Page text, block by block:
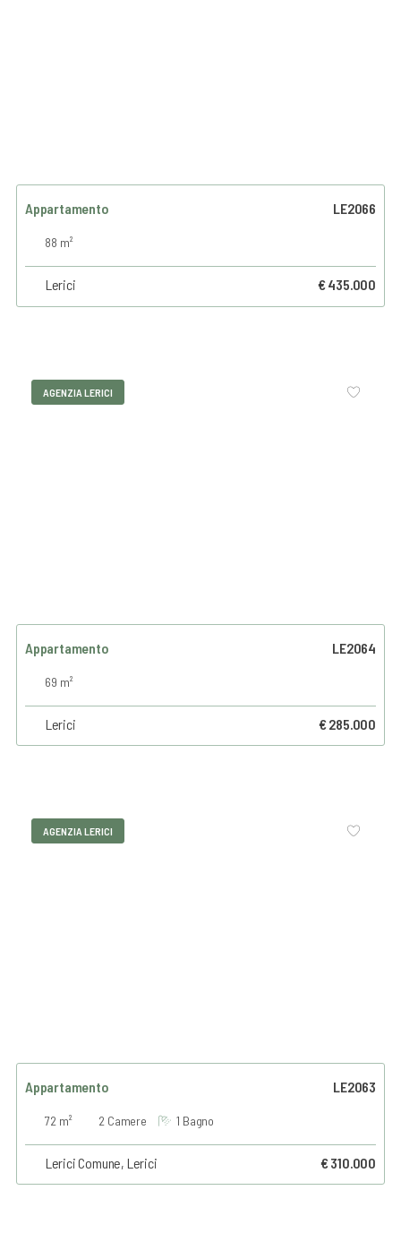
Appartamento LE2066
88 m²
Lerici € 435.000
AGENZIA LERICI
Appartamento LE2064
69 m²
Lerici € 285.000
AGENZIA LERICI
Appartamento LE2063
72 m² 2 Camere 1 Bagno
Lerici Comune, Lerici € 310.000